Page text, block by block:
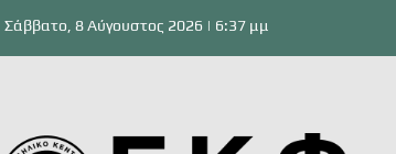
Σάββατο, 8 Αύγουστος 2026 | 6:37 μμ